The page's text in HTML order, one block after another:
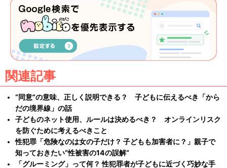
関連記事
“同意”の意味、正しく説明できる？ 子どもに伝えるべき「から
だの境界線」の話
子どものネット使用、ルールは決めるべき？ オンラインリスク
を防ぐために考えるべきこと
性犯罪「危険なのは女の子だけ？ 子どもも加害者に？」親子で
知っておきたい“性被害の14の誤解“
「グルーミング」って何？ 性犯罪者が子どもに近づく巧妙な手